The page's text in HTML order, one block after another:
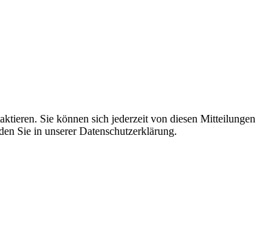
Sie können sich jederzeit von diesen Mitteilungen
Sie in unserer Datenschutzerklärung.